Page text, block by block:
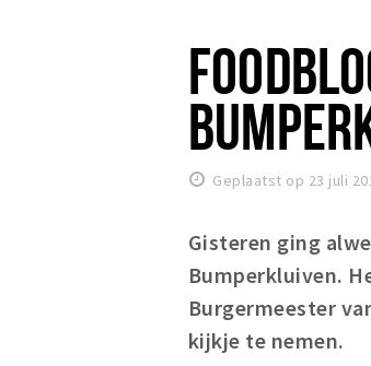
Geplaatst op 23 juli
Gisteren ging
Bumperkluiven.
Burgermeester
kijkje te nemen.